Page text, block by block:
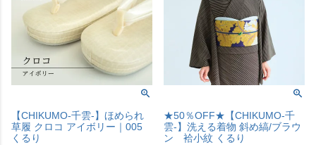
【CHIKUMO-千雲-】ほめられ
草履 クロコ アイボリー｜005
くるり
★50％OFF★【CHIKUMO-千
雲-】洗える着物 斜め縞/ブラウ
ン 袷小紋 くるり